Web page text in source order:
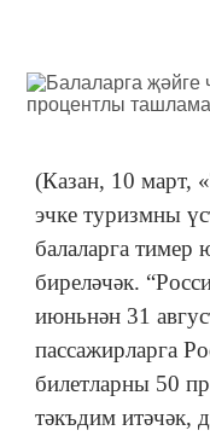
(Казан, 10 март,
эчке туризмны
балаларга тимер
биреләчәк.
июньнән 31
пассажирларга
билетларны 50
тәкъдим итәчәк,